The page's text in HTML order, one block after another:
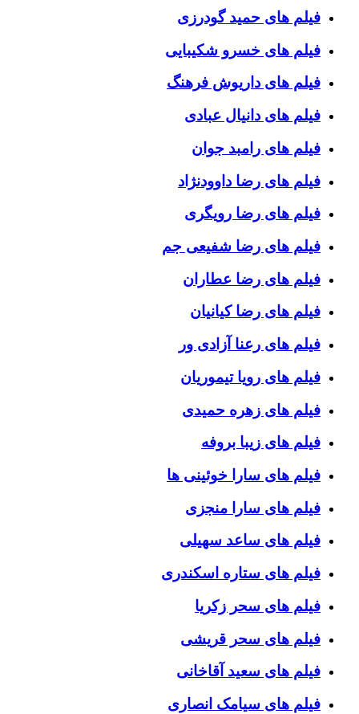
فیلم های حمید گودرزی
فیلم های خسرو شکیبایی
فیلم های داریوش فرهنگ
فیلم های دانیال عبادی
فیلم های رامبد جوان
فیلم های رضا داوودنژاد
فیلم های رضا رویگری
فیلم های رضا شفیعی جم
فیلم های رضا عطاران
فیلم های رضا کیانیان
فیلم های رعنا آزادی ور
فیلم های رویا تیموریان
فیلم های زهره حمیدی
فیلم های زیبا بروفه
فیلم های سارا خوئینی ها
فیلم های سارا منجزی
فیلم های ساعد سهیلی
فیلم های ستاره اسکندری
فیلم های سحر زکریا
فیلم های سحر قریشی
فیلم های سعید آقاخانی
فیلم های سیامک انصاری